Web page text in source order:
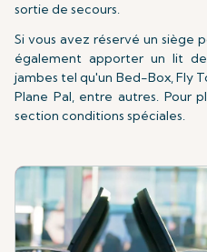
sortie de secours.
Si vous avez réservé un siège
également apporter un lit
jambes tel qu'un Bed-Box, Fly
Plane Pal, entre autres. Pour
section conditions spéciales.